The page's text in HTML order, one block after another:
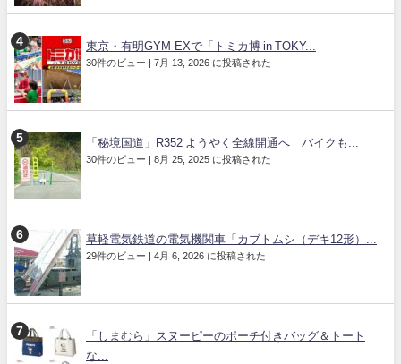
東京・有明GYM-EXで「トミカ博 in TOKY...
30件のビュー | 7月 13, 2026 に投稿された
「秘境国道」R352 ようやく全線開通へ バイクも...
30件のビュー | 8月 25, 2025 に投稿された
草軽電気鉄道の電気機関車「カブトムシ（デキ12形）...
29件のビュー | 4月 6, 2026 に投稿された
「しまむら」スヌーピーのポーチ付きバッグ＆トート
な...